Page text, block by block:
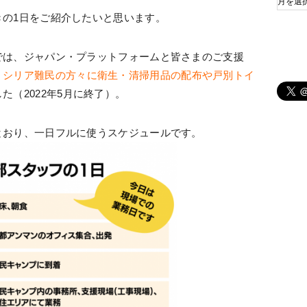
1日をご紹介したいと思います。
、ジャパン・プラットフォームと皆さまのご支援
リア難民の方々に衛生・清掃用品の配布や戸別トイ
（2022年5月に終了）。
り、一日フルに使うスケジュールです。